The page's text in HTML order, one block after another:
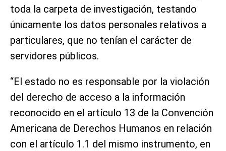
toda la carpeta de investigación, testando
únicamente los datos personales relativos a
particulares, que no tenían el carácter de
servidores públicos.
“El estado no es responsable por la violación
del derecho de acceso a la información
reconocido en el artículo 13 de la Convención
Americana de Derechos Humanos en relación
con el artículo 1.1 del mismo instrumento, en